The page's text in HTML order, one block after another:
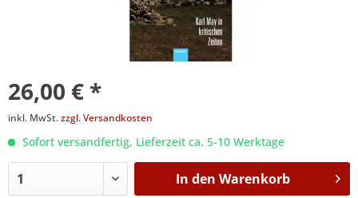
26,00 € *
inkl. MwSt.zzgl. Versandkosten
Sofort versandfertig, Lieferzeit ca. 5-10 Werktage
In den Warenkorb